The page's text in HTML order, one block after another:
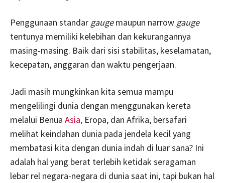
Penggunaan standar gaugemaupun narrow gauge
tentunya memiliki kelebihan dan kekurangannya
masing-masing. Baik dari sisi stabilitas, keselamatan,
kecepatan, anggaran dan waktu pengerjaan.
Jadi masih mungkinkan kita semua mampu
mengelilingi dunia dengan menggunakan kereta
melalui Benua Asia, Eropa, dan Afrika, bersafari
melihat keindahan dunia pada jendela kecil yang
membatasi kita dengan dunia indah di luar sana? Ini
adalah hal yang berat terlebih ketidak seragaman
lebar rel negara-negara di dunia saat ini, tapi bukan hal